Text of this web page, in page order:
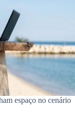
espaço no cenário